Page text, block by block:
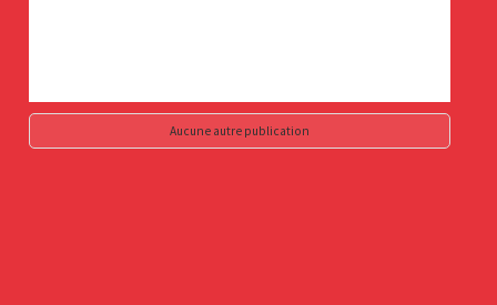
Aucune autre publication